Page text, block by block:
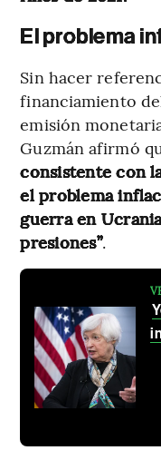
El problema
Sin hacer
financiamiento
emisión
Guzmán afirmó
consistente con
el problema
guerra en
presiones”.